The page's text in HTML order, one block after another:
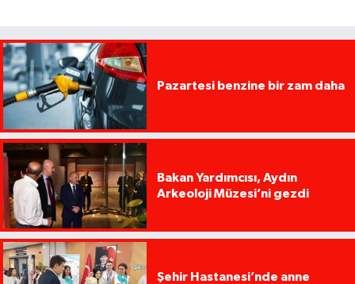
Pazartesi benzine bir zam daha
Bakan Yardımcısı, Aydın
Arkeoloji Müzesi’ni gezdi
Şehir Hastanesi’nde anne